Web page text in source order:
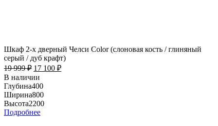
Шкаф 2-х дверный Челси Color (слоновая кость / глиняный
серый / дуб крафт)
19 999₽ 17 100 ₽
В наличии
Глубина400
Ширина800
Высота2200
Подробнее